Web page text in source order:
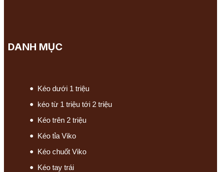
DANH MỤC
Kéo dưới 1 triệu
kéo từ 1 triệu tới 2 triệu
Kéo trên 2 triệu
Kéo tỉa Viko
Kéo chuốt Viko
Kéo tay trái